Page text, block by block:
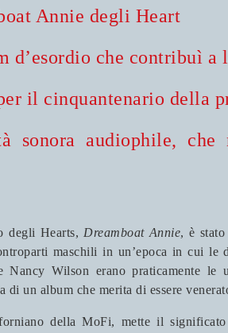
Annie degli Heart
d’esordio che contribuì a
il cinquantenario della
sonora audiophile,
degli Hearts, Dreamboat Annie, è
maschili in un’epoca in cui le
Wilson erano praticamente le
di un album che merita di essere
della MoFi, mette il